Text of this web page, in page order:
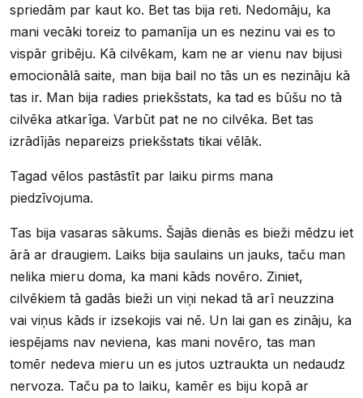
spriedām par kaut ko. Bet tas bija reti. Nedomāju, ka
mani vecāki toreiz to pamanīja un es nezinu vai es to
vispār gribēju. Kā cilvēkam, kam ne ar vienu nav bijusi
emocionālā saite, man bija bail no tās un es nezināju kā
tas ir. Man bija radies priekšstats, ka tad es būšu no tā
cilvēka atkarīga. Varbūt pat ne no cilvēka. Bet tas
izrādījās nepareizs priekšstats tikai vēlāk.
Tagad vēlos pastāstīt par laiku pirms mana
piedzīvojuma.
Tas bija vasaras sākums. Šajās dienās es bieži mēdzu iet
ārā ar draugiem. Laiks bija saulains un jauks, taču man
nelika mieru doma, ka mani kāds novēro. Ziniet,
cilvēkiem tā gadās bieži un viņi nekad tā arī neuzzina
vai viņus kāds ir izsekojis vai nē. Un lai gan es zināju, ka
iespējams nav neviena, kas mani novēro, tas man
tomēr nedeva mieru un es jutos uztraukta un nedaudz
nervoza. Taču pa to laiku, kamēr es biju kopā ar